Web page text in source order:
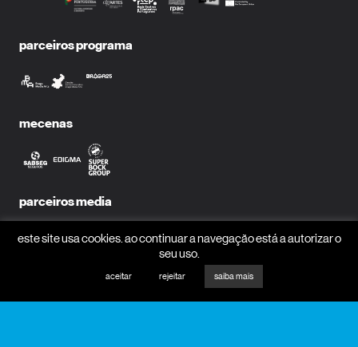
parceiros programa
mecenas
parceiros media
este site usa cookies. ao continuar a navegação está a autorizar o
seu uso.
aceitar rejeitar saiba mais